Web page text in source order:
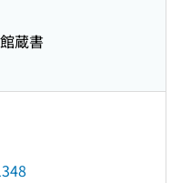
蔵書